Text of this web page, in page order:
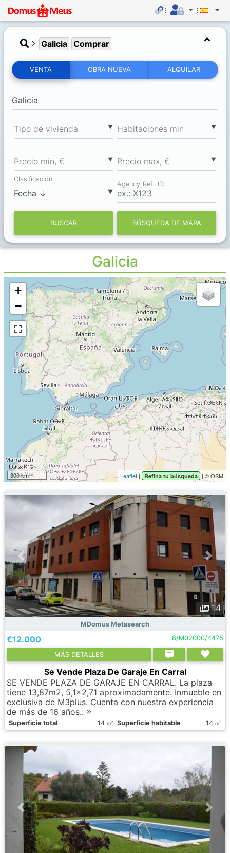
Galicia Comprar
VENTA OBRA NUEVA ALQUILAR
▼
Tipo de vivienda ▼
Habitaciones min
▼
Precio min, € ▼
Precio max, €
▼
Clasificación
Agency Ref., ID
BUSCAR BÚSQUEDA DE MAPA
Galicia
+
−
300 km Leaflet | Refina tu búsqueda | © OSM
14
MDomus Metasearch
€12.000 8/M02000/4475
МÁS DETALLES
Se Vende Plaza De Garaje En Carral
SE VENDE PLAZA DE GARAJE EN CARRAL. La plaza
tiene 13,87m2, 5,1x2,71 aproximadamente. Inmueble en
exclusiva de M3plus. Cuenta con nuestra experiencia
de más de 16 años..
Superficie total 14 m2 Superficie habitable 14 m2